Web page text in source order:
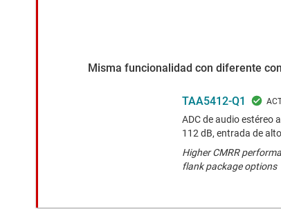
Misma funcionalidad con diferente
TAA5412-Q1
ADC de audio estéreo
112 dB, entrada de
Higher CMRR
flank package options